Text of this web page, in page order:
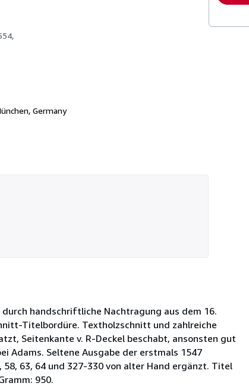
Germany
handschriftliche Nachtragung aus dem 16.
Titelbordüre. Textholzschnitt und zahlreiche
Seitenkante v. R-Deckel beschabt, ansonsten gut
Adams. Seltene Ausgabe der erstmals 1547
58, 63, 64 und 327-330 von alter Hand ergänzt. Titel
950.